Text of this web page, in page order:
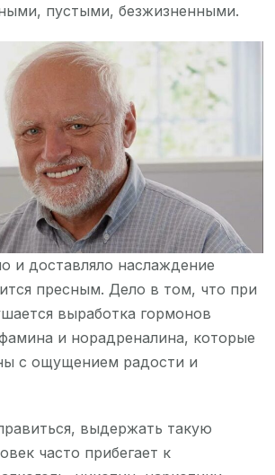
пустыми, безжизненными.
и доставляло наслаждение
пресным. Дело в том, что при
выработка гормонов
и норадреналина, которые
с ощущением радости и
выдержать такую
часто прибегает к